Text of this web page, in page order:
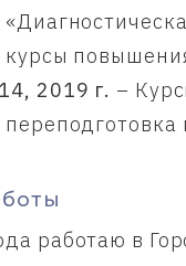
курсы
2019 г. –
переподготовка
работаю в